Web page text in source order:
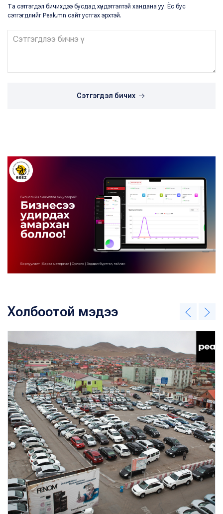
Та сэтгэгдэл бичихдээ бусдад хүндэтгэлтэй хандана уу. Ёс бус
сэтгэгдлийг Peak.mn сайт устгах эрхтэй.
Сэтгэгдэл бичих
Холбоотой мэдээ